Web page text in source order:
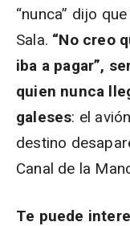
“nunca” dijo
Sala. “No creo
iba a pagar”,
quien nunca
galeses: el
destino
Canal de la
Te puede